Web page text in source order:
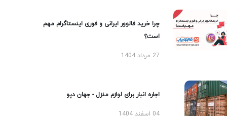
چرا خرید فالوور ایرانی و فوری اینستاگرام مهم
است؟
27 مرداد 1404
اجاره انبار برای لوازم منزل - جهان دپو
04 اسفند 1404